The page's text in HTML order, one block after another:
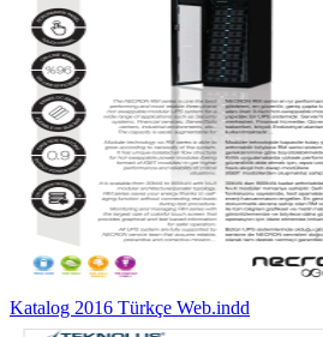
Katalog 2016 Türkçe Web.indd